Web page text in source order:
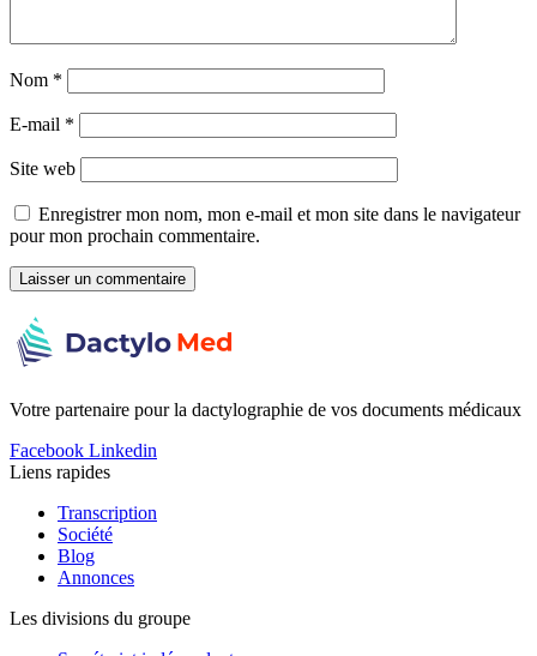
Nom *
E-mail *
Site web
Enregistrer mon nom, mon e-mail et mon site dans le navigateur
pour mon prochain commentaire.
Votre partenaire pour la dactylographie de vos documents médicaux
Facebook Linkedin
Liens rapides
Transcription
Société
Blog
Annonces
Les divisions du groupe